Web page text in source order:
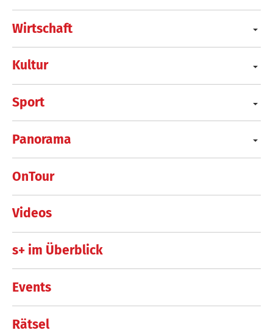
Wirtschaft
Kultur
Sport
Panorama
OnTour
Videos
s+ im Überblick
Events
Rätsel